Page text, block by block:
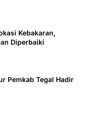
Kebakaran,
Diperbaiki
Pemkab Tegal Hadir